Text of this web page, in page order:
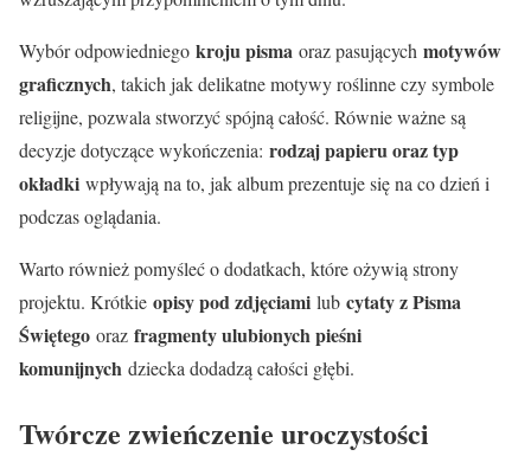
Wybór odpowiedniego kroju pisma oraz pasujących motywów
graficznych, takich jak delikatne motywy roślinne czy symbole
religijne, pozwala stworzyć spójną całość. Równie ważne są
decyzje dotyczące wykończenia: rodzaj papieru oraz typ
okładki wpływają na to, jak album prezentuje się na co dzień i
podczas oglądania.
Warto również pomyśleć o dodatkach, które ożywią strony
projektu. Krótkie opisy pod zdjęciami lub cytaty z Pisma
Świętego oraz fragmenty ulubionych pieśni
komunijnych dziecka dodadzą całości głębi.
Twórcze zwieńczenie uroczystości